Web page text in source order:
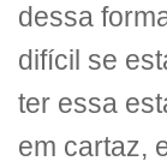
dessa
difícil se
ter essa
em cartaz,